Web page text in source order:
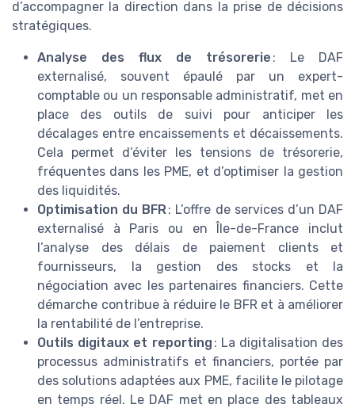
d’accompagner la direction dans la prise de décisions
stratégiques.
Analyse des flux de trésorerie : Le DAF
externalisé, souvent épaulé par un expert-
comptable ou un responsable administratif, met en
place des outils de suivi pour anticiper les
décalages entre encaissements et décaissements.
Cela permet d’éviter les tensions de trésorerie,
fréquentes dans les PME, et d’optimiser la gestion
des liquidités.
Optimisation du BFR: L’offre de services d’un DAF
externalisé à Paris ou en Île-de-France inclut
l’analyse des délais de paiement clients et
fournisseurs, la gestion des stocks et la
négociation avec les partenaires financiers. Cette
démarche contribue à réduire le BFR et à améliorer
la rentabilité de l’entreprise.
Outils digitaux et reporting : La digitalisation des
processus administratifs et financiers, portée par
des solutions adaptées aux PME, facilite le pilotage
en temps réel. Le DAF met en place des tableaux